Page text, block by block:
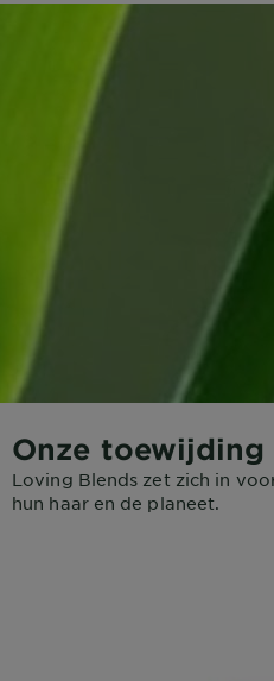
Onze toewijding
Loving Blends zet zich in
hun haar en de planeet.